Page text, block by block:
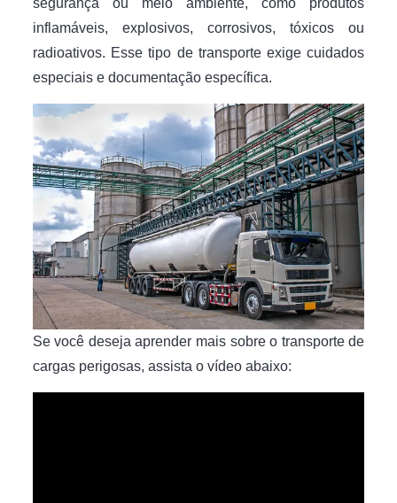
segurança ou meio ambiente, como produtos
inflamáveis, explosivos, corrosivos, tóxicos ou
radioativos. Esse tipo de transporte exige cuidados
especiais e documentação específica.
Se você deseja aprender mais sobre o transporte de
cargas perigosas, assista o vídeo abaixo: